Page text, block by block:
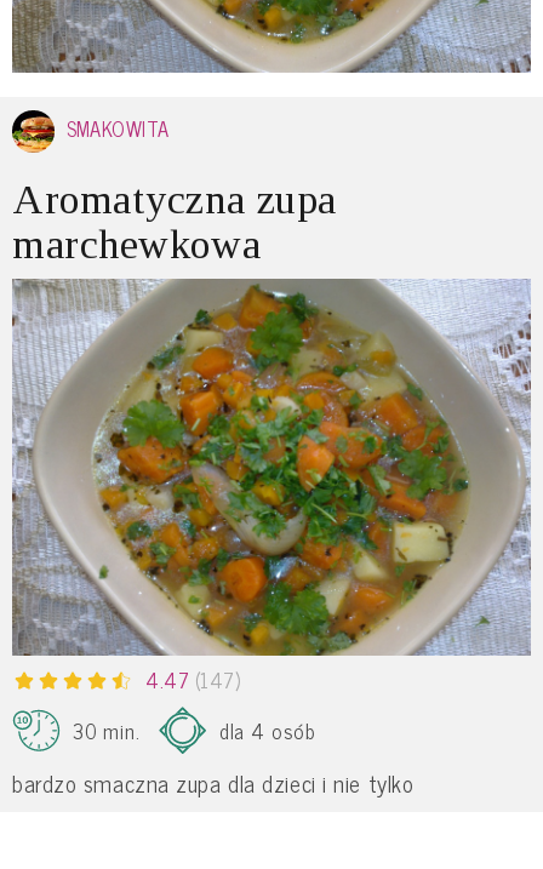
SMAKOWITA
Aromatyczna zupa
marchewkowa
4.47 (147)
30 min.
dla 4 osób
bardzo smaczna zupa dla dzieci i nie tylko